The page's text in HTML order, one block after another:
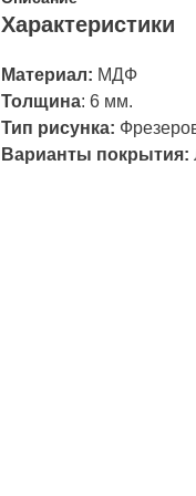
Характеристики
Материал: МДФ
Толщина: 6 мм.
Тип рисунка:
Варианты покрытия: